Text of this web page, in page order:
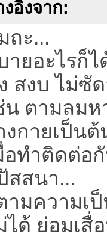
งอิงจาก:
ถะ...
ายอะไรก็
สงบ ไม่ซั
น ตามลมห
งกายเป็นต้
อทำติดต่อ
สสนา...
ามความเ
ได้ ย่อมเสื่